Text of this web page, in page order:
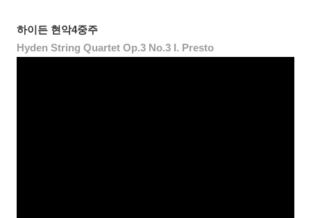
하이든 현악4중주
Hyden String Quartet Op.3 No.3 I. Presto